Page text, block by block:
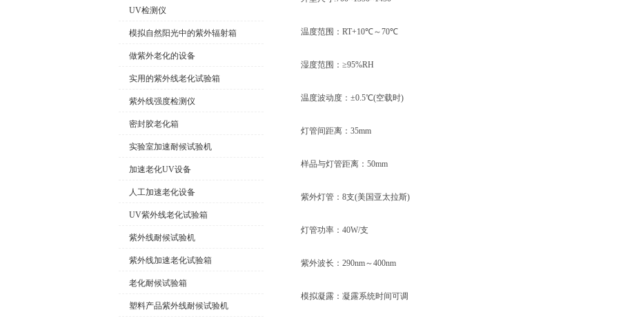
UV检测仪
模拟自然阳光中的紫外辐射箱
做紫外老化的设备
实用的紫外线老化试验箱
紫外线强度检测仪
密封胶老化箱
实验室加速耐候试验机
加速老化UV设备
人工加速老化设备
UV紫外线老化试验箱
紫外线耐候试验机
紫外线加速老化试验箱
老化耐候试验箱
塑料产品紫外线耐候试验机
温度范围：RT+10℃～70℃
湿度范围：≥95%RH
温度波动度：±0.5℃(空载时)
灯管间距离：35mm
样品与灯管距离：50mm
紫外灯管：8支(美国亚太拉斯)
灯管功率：40W/支
紫外波长：290nm～400nm
模拟凝露：凝露系统时间可调